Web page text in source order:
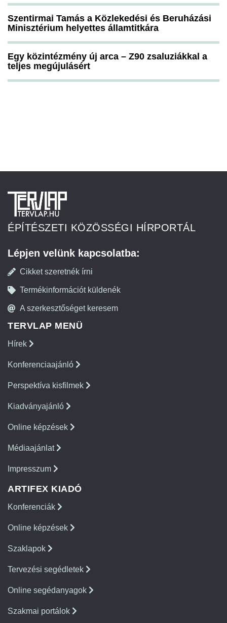
Szentirmai Tamás a Közlekedési és Beruházási
Minisztérium helyettes államtitkára
Egy közintézmény új arca – Z90 zsaluziákkal a
teljes megújulásért
ÉPÍTÉSZETI KÖZÖSSÉGI HÍRPORTÁL
Lépjen velünk kapcsolatba:
Cikket szeretnék írni
Termékinformációt küldenék
A szerkesztőséget keresem
TERVLAP MENÜ
Hírek
Konferenciaajánló
Perspektíva kisfilmek
Kiadványajánló
Online képzések
Médiaajánlat
Impresszum
ARTIFEX KIADÓ
Konferenciák
Online képzések
Szaklapok
Tervezési segédletek
Online segédanyagok
Szakmai portálok